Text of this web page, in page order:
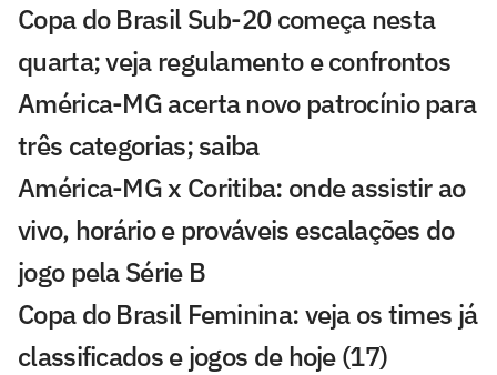
Copa do Brasil Sub-20 começa nesta
quarta; veja regulamento e confrontos
América-MG acerta novo patrocínio para
três categorias; saiba
América-MG x Coritiba: onde assistir ao
vivo, horário e prováveis escalações do
jogo pela Série B
Copa do Brasil Feminina: veja os times já
classificados e jogos de hoje (17)